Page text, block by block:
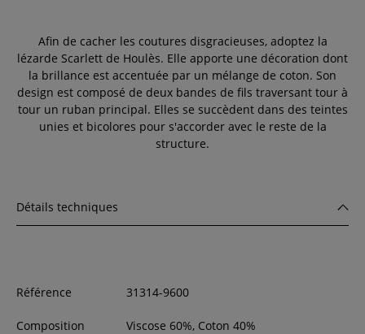
Afin de cacher les coutures disgracieuses, adoptez la
lézarde Scarlett de Houlès. Elle apporte une décoration dont
la brillance est accentuée par un mélange de coton. Son
design est composé de deux bandes de fils traversant tour à
tour un ruban principal. Elles se succèdent dans des teintes
unies et bicolores pour s'accorder avec le reste de la
structure.
Détails techniques
Référence 31314-9600
Composition Viscose 60%, Coton 40%